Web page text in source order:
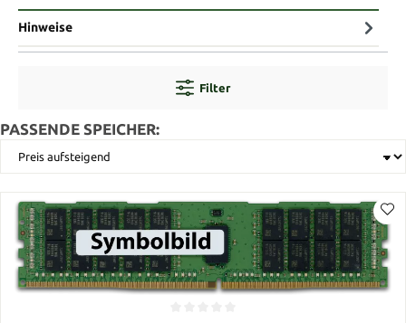
Hinweise
Filter
PASSENDE SPEICHER: